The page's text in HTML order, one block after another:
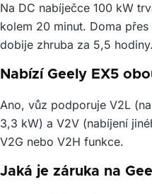
Na DC nabíječce 100 kW
kolem 20 minut. Doma
dobije zhruba za 5,5 hodiny.
Nabízí Geely EX5
Ano, vůz podporuje V2L
3,3 kW) a V2V (nabíjení
V2G nebo V2H funkce.
Jaká je záruka na